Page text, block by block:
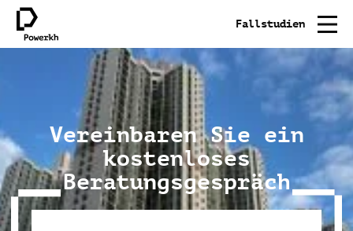
Fallstudien
Vereinbaren Sie ein
kostenloses
Beratungsgespräch